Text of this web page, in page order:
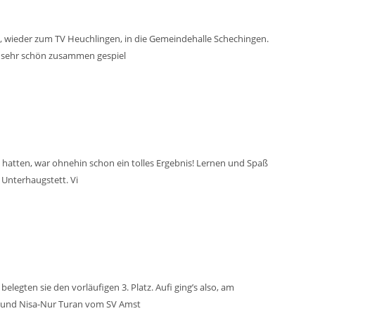
zum TV Heuchlingen, in die Gemeindehalle Schechingen.
schön zusammen gespiel
war ohnehin schon ein tolles Ergebnis! Lernen und Spaß
Unterhaugstett. Vi
sie den vorläufigen 3. Platz. Aufi ging’s also, am
Nisa-Nur Turan vom SV Amst